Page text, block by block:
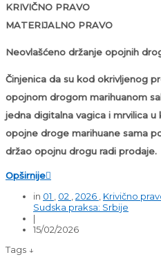
KRIVIČNO PRAVO
MATERIJALNO PRAVO
Neovlašćeno držanje opojnih
Činjenica da su kod okrivljenog
opojnom drogom marihuanom
jedna digitalna vagica i mrvilica u
opojne droge marihuane sama
držao opojnu drogu radi prodaje.
Opširnije
in 01 02 2026 Krivično
Sudska praksa: Srbije
|
15/02/2026
Tags ↓